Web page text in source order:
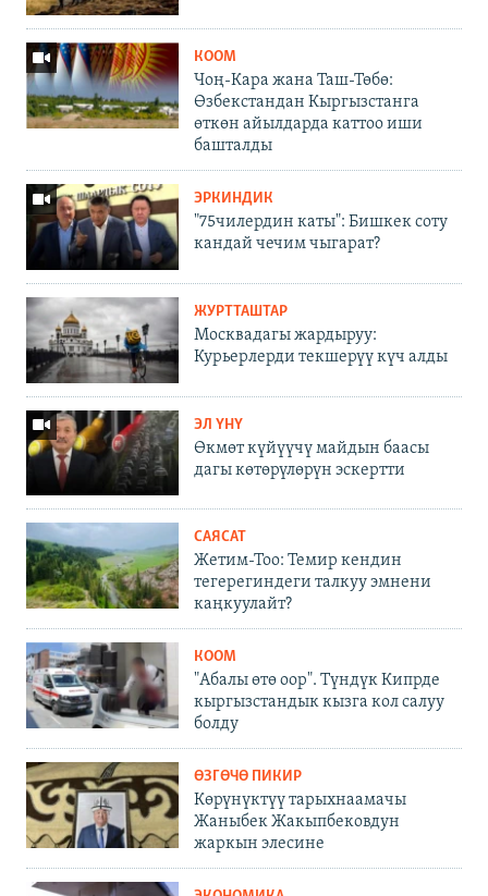
КООМ
Чоң-Кара жана Таш-Төбө:
Өзбекстандан Кыргызстанга
өткөн айылдарда каттоо иши
башталды
ЭРКИНДИК
"75чилердин каты": Бишкек соту
кандай чечим чыгарат?
ЖУРТТАШТАР
Москвадагы жардыруу:
Курьерлерди текшерүү күч алды
ЭЛ ҮНҮ
Өкмөт күйүүчү майдын баасы
дагы көтөрүлөрүн эскертти
САЯСАТ
Жетим-Тоо: Темир кендин
тегерегиндеги талкуу эмнени
каңкуулайт?
КООМ
"Абалы өтө оор". Түндүк Кипрде
кыргызстандык кызга кол салуу
болду
ӨЗГӨЧӨ ПИКИР
Көрүнүктүү тарыхнаамачы
Жаныбек Жакыпбековдун
жаркын элесине